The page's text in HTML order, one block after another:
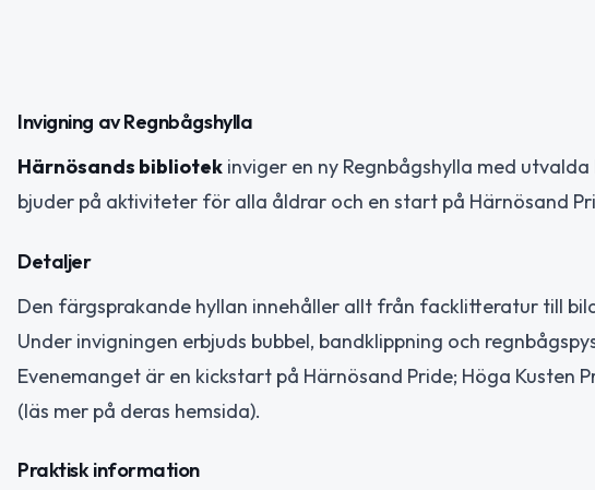
Invigning av Regnbågshylla
Härnösands bibliotek inviger en ny Regnbågshylla med
bjuder på aktiviteter för alla åldrar och en start på Härnösand
Detaljer
Den färgsprakande hyllan innehåller allt från facklitteratur till
Under invigningen erbjuds bubbel, bandklippning och
Evenemanget är en kickstart på Härnösand Pride; Höga
(läs mer på deras hemsida).
Praktisk information